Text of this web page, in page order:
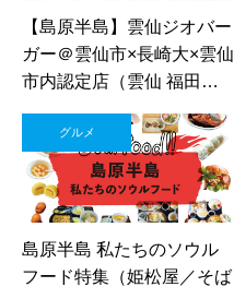
【島原半島】雲仙ジオバー
ガー＠雲仙市×長崎大×雲仙
市内認定店（雲仙 福田屋
／山の駅ベジドリーム／旅
館 松栄）
グルメ
島原半島 私たちのソウル
フード特集（姫松屋／そば